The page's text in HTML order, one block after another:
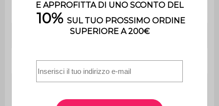
Numero di portabottiglie 6
Numero di maniglie 2
Numero di piedi 4